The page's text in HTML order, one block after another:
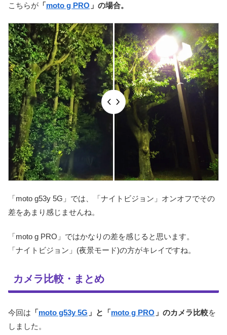
こちらが 「moto g PRO 」の場合。
「moto g53y 5G」では、「ナイトビジョン」オンオフでその
差をあまり感じませんね。
「moto g PRO」ではかなりの差を感じると思います。
「ナイトビジョン」(夜景モード)の方がキレイですね。
カメラ比較・まとめ
今回は 「moto g53y 5G 」と「moto g PRO 」のカメラ比較を
しました。